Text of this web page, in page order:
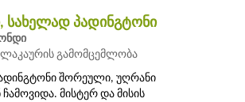
სახელად პადინგტონი
გამომცემლობა
შორეული, უღრანი
მისტერ და მისის